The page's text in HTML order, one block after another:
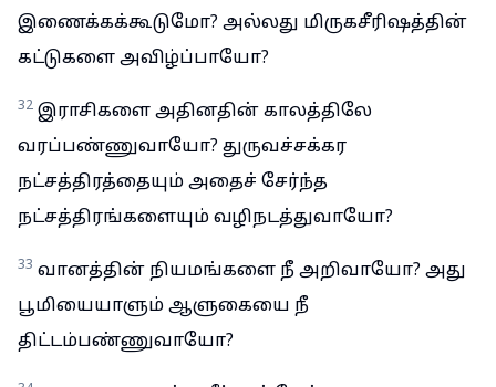
இணைக்கக்கூடுமோ? அல்லது மிருகசீரிஷத்தின்
கட்டுகளை அவிழ்ப்பாயோ?
32 இராசிகளை அதினதின் காலத்திலே
வரப்பண்ணுவாயோ? துருவச்சக்கர
நட்சத்திரத்தையும் அதைச் சேர்ந்த
நட்சத்திரங்களையும் வழிநடத்துவாயோ?
33 வானத்தின் நியமங்களை நீ அறிவாயோ? அது
பூமியையாளும் ஆளுகையை நீ
திட்டம்பண்ணுவாயோ?